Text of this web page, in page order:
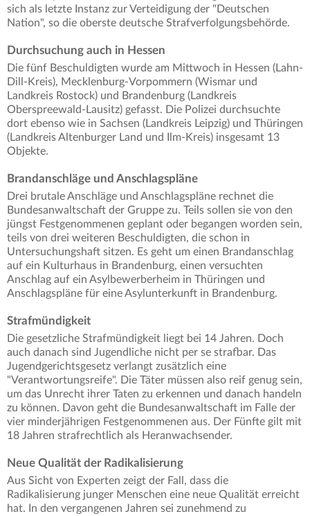
sich als letzte Instanz zur Verteidigung der "Deutschen
Nation", so die oberste deutsche Strafverfolgungsbehörde.
Durchsuchung auch in Hessen
Die fünf Beschuldigten wurde am Mittwoch in Hessen (Lahn-
Dill-Kreis), Mecklenburg-Vorpommern (Wismar und
Landkreis Rostock) und Brandenburg (Landkreis
Oberspreewald-Lausitz) gefasst. Die Polizei durchsuchte
dort ebenso wie in Sachsen (Landkreis Leipzig) und Thüringen
(Landkreis Altenburger Land und Ilm-Kreis) insgesamt 13
Objekte.
Brandanschläge und Anschlagspläne
Drei brutale Anschläge und Anschlagspläne rechnet die
Bundesanwaltschaft der Gruppe zu. Teils sollen sie von den
jüngst Festgenommenen geplant oder begangen worden sein,
teils von drei weiteren Beschuldigten, die schon in
Untersuchungshaft sitzen. Es geht um einen Brandanschlag
auf ein Kulturhaus in Brandenburg, einen versuchten
Anschlag auf ein Asylbewerberheim in Thüringen und
Anschlagspläne für eine Asylunterkunft in Brandenburg.
Strafmündigkeit
Die gesetzliche Strafmündigkeit liegt bei 14 Jahren. Doch
auch danach sind Jugendliche nicht per se strafbar. Das
Jugendgerichtsgesetz verlangt zusätzlich eine
"Verantwortungsreife". Die Täter müssen also reif genug sein,
um das Unrecht ihrer Taten zu erkennen und danach handeln
zu können. Davon geht die Bundesanwaltschaft im Falle der
vier minderjährigen Festgenommenen aus. Der Fünfte gilt mit
18 Jahren strafrechtlich als Heranwachsender.
Neue Qualität der Radikalisierung
Aus Sicht von Experten zeigt der Fall, dass die
Radikalisierung junger Menschen eine neue Qualität erreicht
hat. In den vergangenen Jahren sei zunehmend zu